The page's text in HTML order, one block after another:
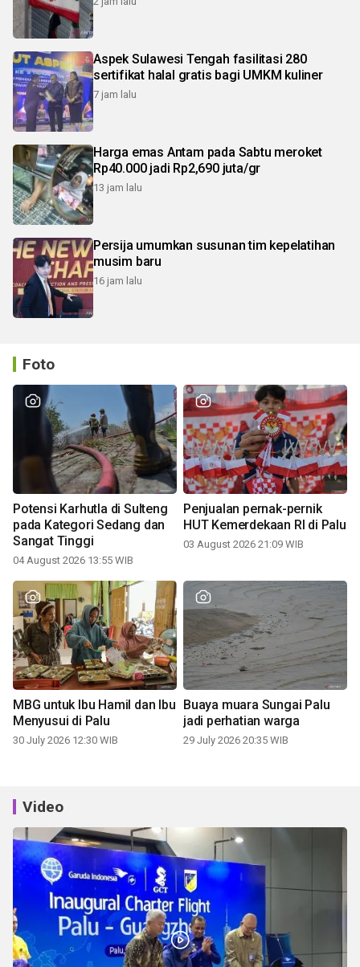
Aspek Sulawesi Tengah fasilitasi 280
sertifikat halal gratis bagi UMKM kuliner
7 jam lalu
Harga emas Antam pada Sabtu meroket
Rp40.000 jadi Rp2,690 juta/gr
13 jam lalu
Persija umumkan susunan tim kepelatihan
musim baru
16 jam lalu
Foto
Potensi Karhutla di Sulteng
pada Kategori Sedang dan
Sangat Tinggi
04 August 2026 13:55 WIB
Penjualan pernak-pernik
HUT Kemerdekaan RI di Palu
03 August 2026 21:09 WIB
MBG untuk Ibu Hamil dan Ibu
Menyusui di Palu
30 July 2026 12:30 WIB
Buaya muara Sungai Palu
jadi perhatian warga
29 July 2026 20:35 WIB
Video